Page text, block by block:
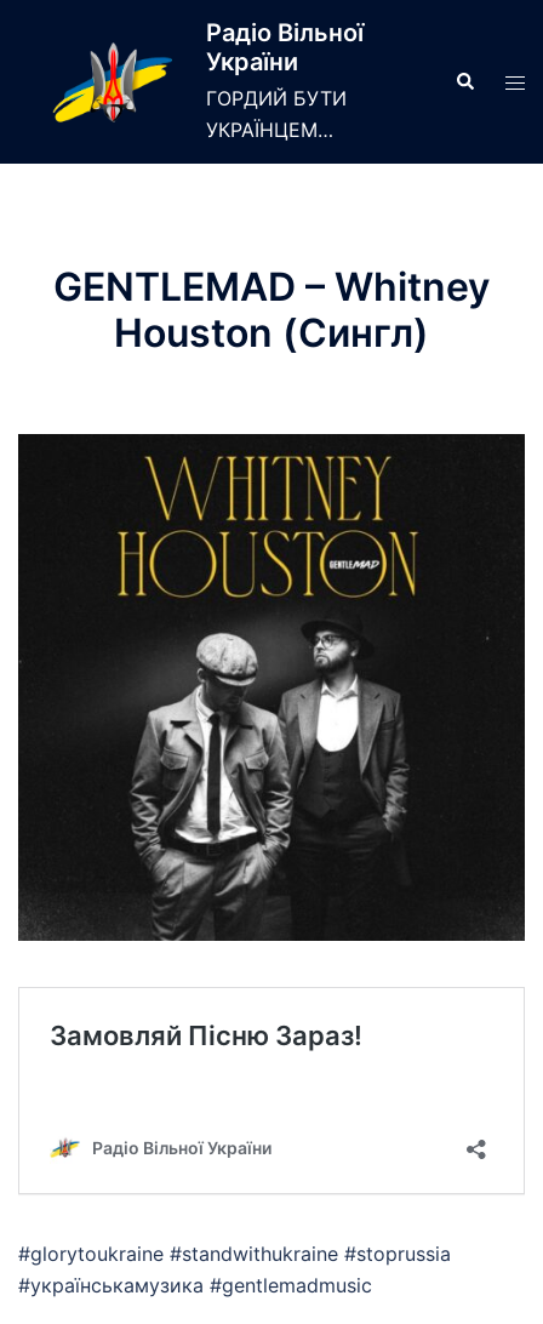
Радіо Вільної
України
ГОРДИЙ БУТИ
УКРАЇНЦЕМ…
Search
GENTLEMAD – Whitney
Houston (Сингл)
#glorytoukraine #standwithukraine #stoprussia
#українськамузика #gentlemadmusic